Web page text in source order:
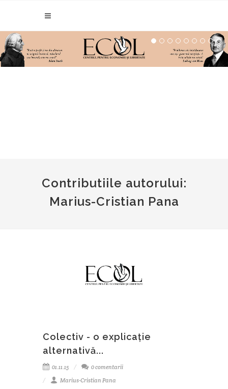
Contributiile autorului:
Marius-Cristian Pana
Colectiv - o explicație
alternativă...
01.11.15
0 comentarii
Marius-Cristian Pana